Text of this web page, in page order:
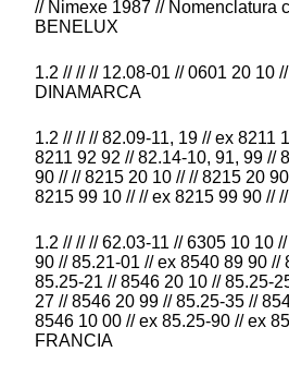
// Nimexe 1987 // Nomenclatura
BENELUX
1.2 // // // 12.08-01 // 0601 20 10
DINAMARCA
1.2 // // // 82.09-11, 19 // ex 8211
8211 92 92 // 82.14-10, 91, 99 //
90 // // 8215 20 10 // // 8215 20
8215 99 10 // // ex 8215 99 90 //
1.2 // // // 62.03-11 // 6305 10 10
90 // 85.21-01 // ex 8540 89 90 //
85.25-21 // 8546 20 10 // 85.25-
27 // 8546 20 99 // 85.25-35 //
8546 10 00 // ex 85.25-90 // ex
FRANCIA